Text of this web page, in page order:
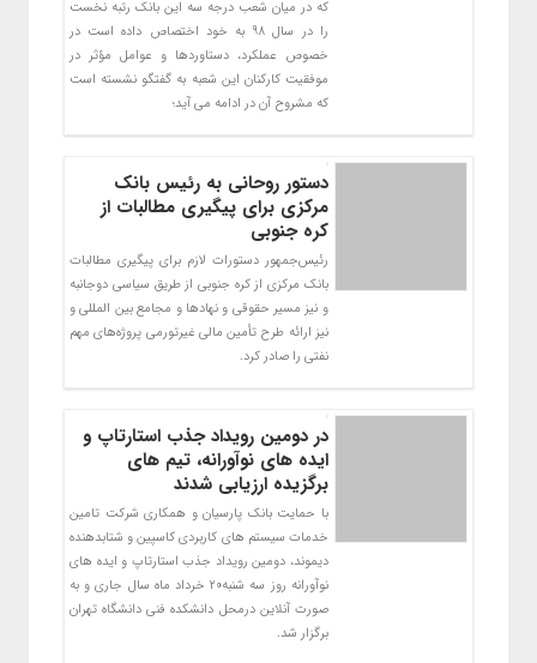
كه در ميان شعب درجه سه اين بانك رتبه نخست
را در سال 98 به خود اختصاص داده است در
خصوص عملكرد، دستاوردها و عوامل مؤثر در
موفقيت كاركنان اين شعبه به گفتگو نشسته است
كه مشروح آن در ادامه مي آيد؛
دستور روحانی به رئیس بانک
مرکزی برای پیگیری مطالبات از
کره جنوبی
رئیس‌جمهور دستورات لازم برای پیگیری مطالبات
بانک مرکزی از کره جنوبی از طریق سیاسی دوجانبه
و نیز مسیر حقوقی و نهادها و مجامع بین المللی و
نیز ارائه طرح تأمین مالی غیرتورمی پروژه‌های مهم
نفتی را صادر کرد.
در دومین رویداد جذب استارتاپ و
ایده های نوآورانه، تیم های
برگزیده ارزیابی شدند
با حمایت بانک پارسیان و همکاری شرکت تامین
خدمات سیستم های کاربردی کاسپین و شتابدهنده
دیموند، دومین رویداد جذب استارتاپ و ایده های
نوآورانه روز سه شنبه20 خرداد ماه سال جاری و به
صورت آنلاین درمحل دانشکده فنی دانشگاه تهران
برگزار شد.